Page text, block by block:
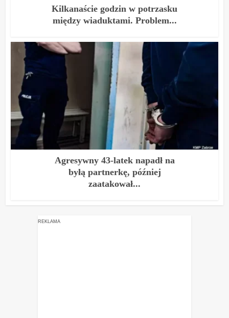
Kilkanaście godzin w potrzasku
między wiaduktami. Problem...
Agresywny 43-latek napadł na
byłą partnerkę, później
zaatakował...
REKLAMA